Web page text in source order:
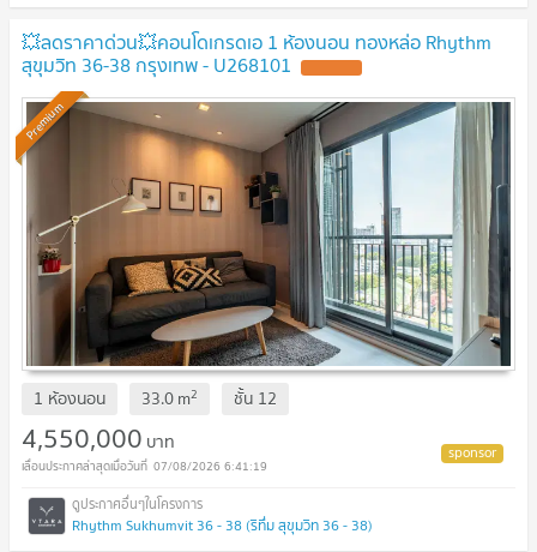
💥ลดราคาด่วน💥คอนโดเกรดเอ 1 ห้องนอน ทองหล่อ Rhythm
สุขุมวิท 36-38 กรุงเทพ - U268101
Premium
1 ห้องนอน 33.0m2 ชั้น 12
4,550,000 บาท
07/08/2026 6:41:19
Rhythm Sukhumvit 36 - 38 (ริทึ่ม สุขุมวิท 36 - 38)